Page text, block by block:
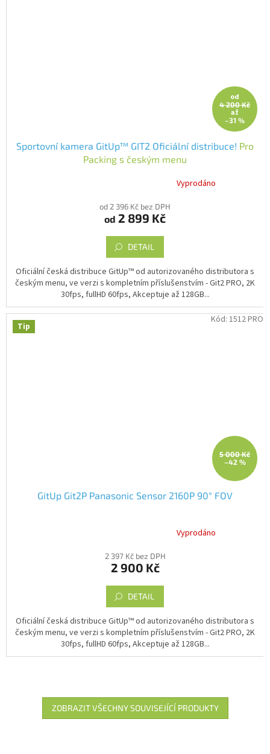
od
4 200 Kč
až
–31 %
Sportovní kamera GitUp™ GIT2 Oficiální distribuce! Pro
Packing s českým menu
hvězdiček.
Vyprodáno
od 2 396 Kč bez DPH
od 2 899 Kč
DETAIL
Oficiální česká distribuce GitUp™ od autorizovaného distributora s
českým menu, ve verzi s kompletním příslušenstvím - Git2 PRO, 2K
30fps, fullHD 60fps, Akceptuje až 128GB...
Tip
5 000 Kč
–42 %
GitUp Git2P Panasonic Sensor 2160P 90° FOV
hvězdiček.
Vyprodáno
2 397 Kč bez DPH
2 900 Kč
DETAIL
Oficiální česká distribuce GitUp™ od autorizovaného distributora s
českým menu, ve verzi s kompletním příslušenstvím - Git2 PRO, 2K
30fps, fullHD 60fps, Akceptuje až 128GB...
Kód: 1512 PRO
ZOBRAZIT VŠECHNY SOUVISEJÍCÍ PRODUKTY